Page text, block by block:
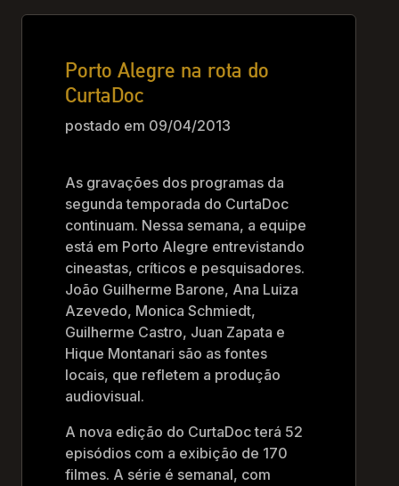
Porto Alegre na rota do
CurtaDoc
postado em 09/04/2013
As gravações dos programas da
segunda temporada do CurtaDoc
continuam. Nessa semana, a equipe
está em Porto Alegre entrevistando
cineastas, críticos e pesquisadores.
João Guilherme Barone, Ana Luiza
Azevedo, Monica Schmiedt,
Guilherme Castro, Juan Zapata e
Hique Montanari são as fontes
locais, que refletem a produção
audiovisual.
A nova edição do CurtaDoc terá 52
episódios com a exibição de 170
filmes. A série é semanal, com